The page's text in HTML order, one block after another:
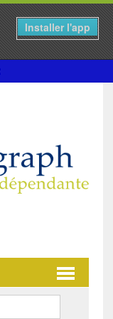
Installer l'app